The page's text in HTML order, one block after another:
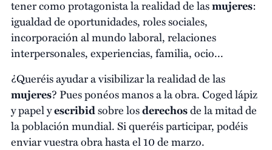
tener como protagonista la realidad de lasmujeres:
igualdad de oportunidades, roles sociales,
incorporación al mundo laboral, relaciones
interpersonales, experiencias, familia, ocio...
¿Queréis ayudar a visibilizar la realidad de las
mujeres? Pues ponéos manos a la obra. Coged lápiz
y papel yescribidsobre losderechosde la mitad de
la población mundial. Si queréis participar, podéis
enviar vuestra obra hasta el 10 de marzo.